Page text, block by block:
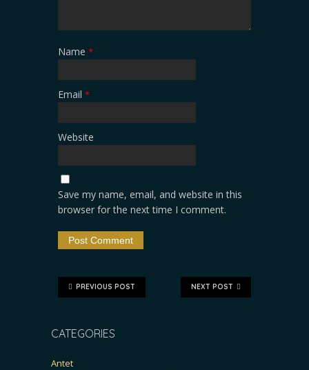
Name *
Email *
Website
Save my name, email, and website in this
browser for the next time I comment.
NEXT POST
PREVIOUS POST
CATEGORIES
Antet